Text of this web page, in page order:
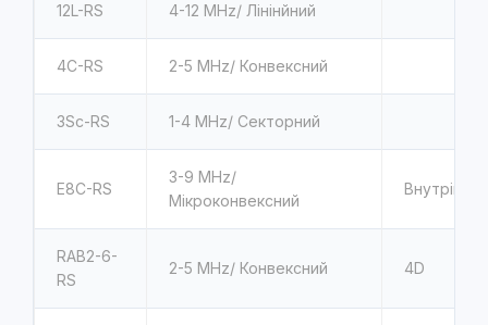
12L-RS 4-12 MHz/ Лінінйний
4C-RS 2-5 MHz/ Конвексний
3Sc-RS 1-4 MHz/ Секторний
E8C-RS
3-9 MHz/
Мікроконвексний
RAB2-6-
RS
2-5 MHz/ Конвексний 4D